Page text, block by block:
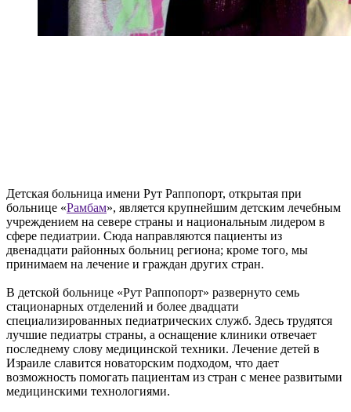
Детская больница имени Рут Раппопорт, открытая при
больнице «Рамбам», является крупнейшим детским лечебным
учреждением на севере страны и национальным лидером в
сфере педиатрии. Сюда направляются пациенты из
двенадцати районных больниц региона; кроме того, мы
принимаем на лечение и граждан других стран.
В детской больнице «Рут Раппопорт» развернуто семь
стационарных отделений и более двадцати
специализированных педиатрических служб. Здесь трудятся
лучшие педиатры страны, а оснащение клиники отвечает
последнему слову медицинской техники. Лечение детей в
Израиле славится новаторским подходом, что дает
возможность помогать пациентам из стран с менее развитыми
медицинскими технологиями.